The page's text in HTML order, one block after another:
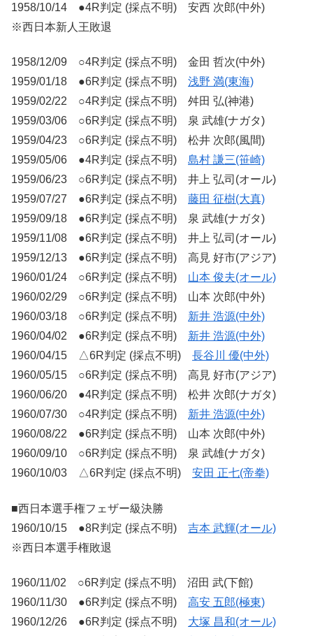
1958/10/14 ●4R判定 (採点不明) 安西 次郎(中外)
※西日本新人王敗退
1958/12/09 ○4R判定 (採点不明) 金田 哲次(中外)
1959/01/18 ●6R判定 (採点不明) 浅野 満(東海)
1959/02/22 ○4R判定 (採点不明) 舛田 弘(神港)
1959/03/06 ○6R判定 (採点不明) 泉 武雄(ナガタ)
1959/04/23 ○6R判定 (採点不明) 松井 次郎(風間)
1959/05/06 ●4R判定 (採点不明) 島村 謙三(笹崎)
1959/06/23 ○6R判定 (採点不明) 井上 弘司(オール)
1959/07/27 ●6R判定 (採点不明) 藤田 征樹(大真)
1959/09/18 ●6R判定 (採点不明) 泉 武雄(ナガタ)
1959/11/08 ●6R判定 (採点不明) 井上 弘司(オール)
1959/12/13 ●6R判定 (採点不明) 高見 好市(アジア)
1960/01/24 ○6R判定 (採点不明) 山本 俊夫(オール)
1960/02/29 ○6R判定 (採点不明) 山本 次郎(中外)
1960/03/18 ○6R判定 (採点不明) 新井 浩源(中外)
1960/04/02 ●6R判定 (採点不明) 新井 浩源(中外)
1960/04/15 △6R判定 (採点不明) 長谷川 優(中外)
1960/05/15 ○6R判定 (採点不明) 高見 好市(アジア)
1960/06/20 ●4R判定 (採点不明) 松井 次郎(ナガタ)
1960/07/30 ○4R判定 (採点不明) 新井 浩源(中外)
1960/08/22 ●6R判定 (採点不明) 山本 次郎(中外)
1960/09/10 ○6R判定 (採点不明) 泉 武雄(ナガタ)
1960/10/03 △6R判定 (採点不明) 安田 正七(帝拳)
■西日本選手権フェザー級決勝
1960/10/15 ●8R判定 (採点不明) 吉本 武輝(オール)
※西日本選手権敗退
1960/11/02 ○6R判定 (採点不明) 沼田 武(下館)
1960/11/30 ●6R判定 (採点不明) 高安 五郎(極東)
1960/12/26 ●6R判定 (採点不明) 大塚 昌和(オール)